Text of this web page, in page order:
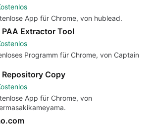
App für Chrome, von hublead.
Extractor Tool
Programm für Chrome, von Captain
Copy
App für Chrome, von